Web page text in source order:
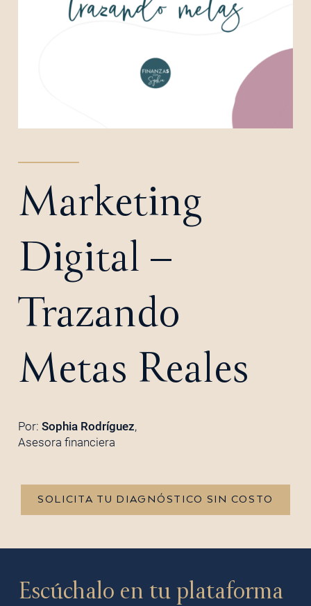
Marketing
Digital –
Trazando
Metas Reales
Por: Sophia Rodríguez,
Asesora financiera
SOLICITA TU DIAGNÓSTICO SIN COSTO
Escúchalo en tu plataforma